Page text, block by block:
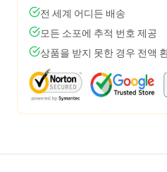
전 세계 어디든 배송
모든 소포에 추적 번호 제공
상품을 받지 못한 경우 전액